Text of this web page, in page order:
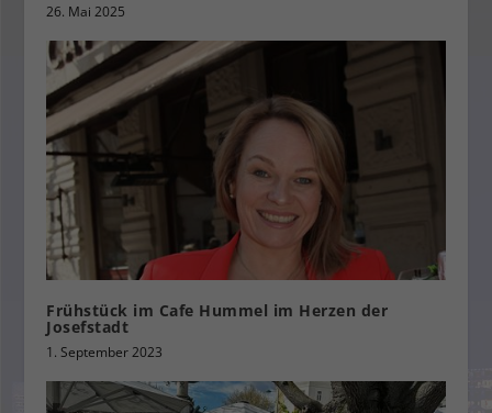
26. Mai 2025
Frühstück im Cafe Hummel im Herzen der
Josefstadt
1. September 2023